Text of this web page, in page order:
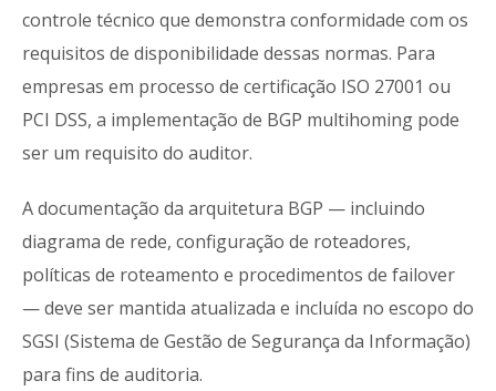
controle técnico que demonstra conformidade com os
requisitos de disponibilidade dessas normas. Para
empresas em processo de certificação ISO 27001 ou
PCI DSS, a implementação de BGP multihoming pode
ser um requisito do auditor.
A documentação da arquitetura BGP — incluindo
diagrama de rede, configuração de roteadores,
políticas de roteamento e procedimentos de failover
— deve ser mantida atualizada e incluída no escopo do
SGSI (Sistema de Gestão de Segurança da Informação)
para fins de auditoria.